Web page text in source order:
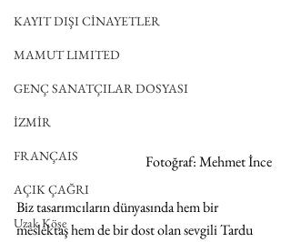
KAYIT DIŞI CİNAYETLER
MAMUT LIMITED
GENÇ SANATÇILAR DOSYASI
İZMİR
FRANÇAIS
AÇIK ÇAĞRI
Uzak Köşe
Fotoğraf: Mehmet İnce
Biz tasarımcıların dünyasında hem bir
meslektaş hem de bir dost olan sevgili Tardu